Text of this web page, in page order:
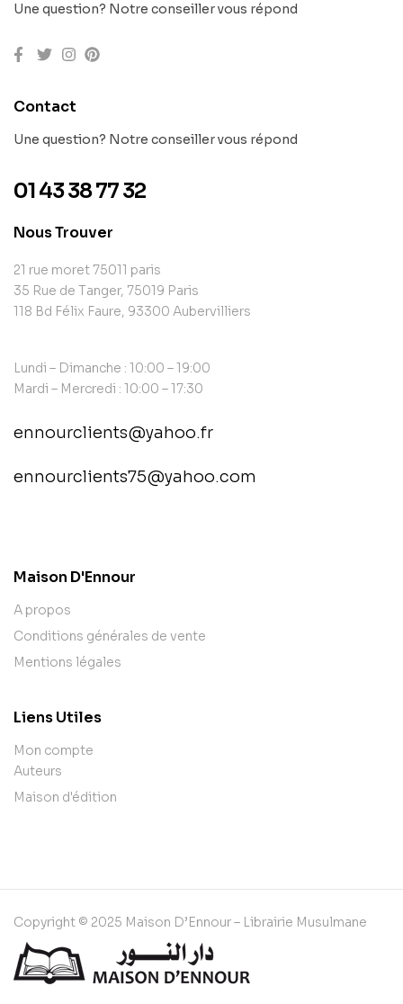
Une question? Notre conseiller vous répond
Contact
Une question? Notre conseiller vous répond
01 43 38 77 32
Nous Trouver
21 rue moret 75011 paris
35 Rue de Tanger, 75019 Paris
118 Bd Félix Faure, 93300 Aubervilliers
Lundi – Dimanche : 10:00 – 19:00
Mardi – Mercredi : 10:00 – 17:30
ennourclients@yahoo.fr
ennourclients75@yahoo.com
Maison D'Ennour
A propos
Conditions générales de vente
Mentions légales
Liens Utiles
Mon compte
Auteurs
Maison d'édition
Copyright © 2025 Maison D’Ennour – Librairie Musulmane